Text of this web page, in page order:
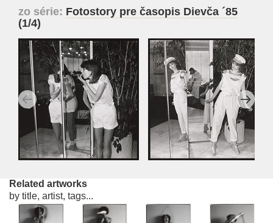
zo série: Fotostory pre časopis Dievča ´85
(1/4)
Related artworks
by title, artist, tags...